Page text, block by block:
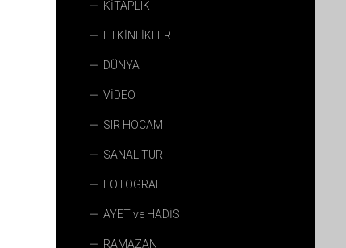
KİTAPLIK
ETKİNLİKLER
DÜNYA
VİDEO
SIR HOCAM
SANAL TUR
FOTOGRAF
AYET ve HADİS
RAMAZAN